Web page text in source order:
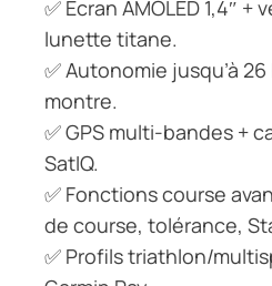
✅ Écran AMOLED 1,4″ +
lunette titane.
✅ Autonomie jusqu’à
montre.
✅ GPS multi-bandes +
SatIQ.
✅ Fonctions course
de course, tolérance,
✅ Profils triathlon/